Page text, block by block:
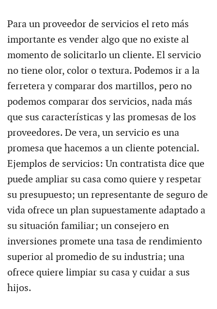
Para un proveedor de servicios el reto más
importante es vender algo que no existe al
momento de solicitarlo un cliente. El servicio
no tiene olor, color o textura. Podemos ir a la
ferretera y comparar dos martillos, pero no
podemos comparar dos servicios, nada más
que sus características y las promesas de los
proveedores. De vera, un servicio es una
promesa que hacemos a un cliente potencial.
Ejemplos de servicios: Un contratista dice que
puede ampliar su casa como quiere y respetar
su presupuesto; un representante de seguro de
vida ofrece un plan supuestamente adaptado a
su situación familiar; un consejero en
inversiones promete una tasa de rendimiento
superior al promedio de su industria; una
ofrece quiere limpiar su casa y cuidar a sus
hijos.